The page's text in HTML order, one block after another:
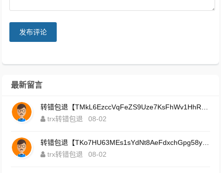
发布评论
最新留言
trx转错包退
08-02
trx转错包退
08-02